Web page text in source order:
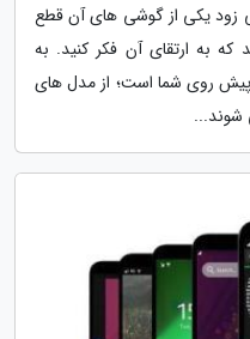
زود یکی از گوشی های آن قطع
به ارتقای آن فکر کنید. به
پیش روی شما است؛ از مدل های